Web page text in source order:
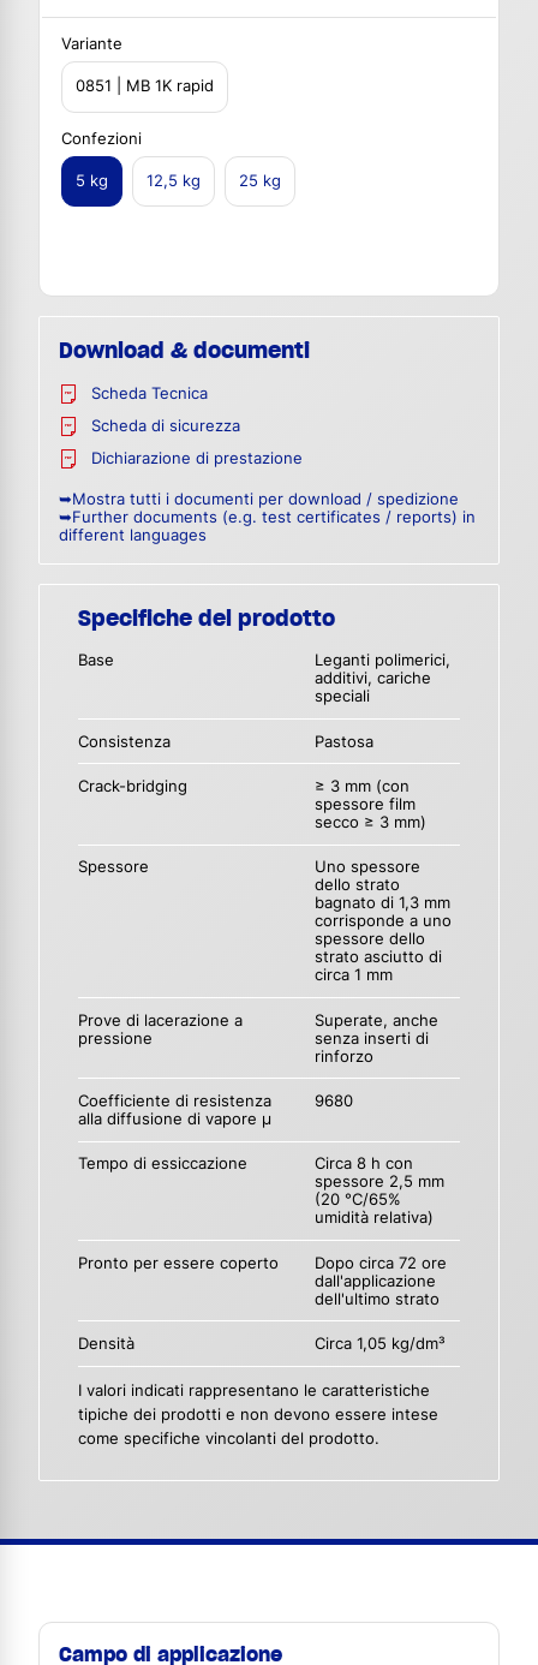
Variante
0851 | MB 1K rapid
Confezioni
5 kg 12,5 kg 25 kg
Download & documenti
Scheda Tecnica
Scheda di sicurezza
Dichiarazione di prestazione
➥Mostra tutti i documenti per download / spedizione
➥Further documents (e.g. test certificates / reports) in
different languages
Specifiche del prodotto
Base
Leganti polimerici,
additivi, cariche
speciali
Consistenza Pastosa
Crack-bridging
≥ 3 mm (con
spessore film
secco ≥ 3 mm)
Spessore
Uno spessore
dello strato
bagnato di 1,3 mm
corrisponde a uno
spessore dello
strato asciutto di
circa 1 mm
Prove di lacerazione a
pressione
Superate, anche
senza inserti di
rinforzo
Coefficiente di resistenza
alla diffusione di vapore µ
9680
Tempo di essiccazione
Circa 8 h con
spessore 2,5 mm
(20 °C/65%
umidità relativa)
Pronto per essere coperto
Dopo circa 72 ore
dall'applicazione
dell'ultimo strato
Densità Circa 1,05 kg/dm³
I valori indicati rappresentano le caratteristiche
tipiche dei prodotti e non devono essere intese
come specifiche vincolanti del prodotto.
Campo di applicazione